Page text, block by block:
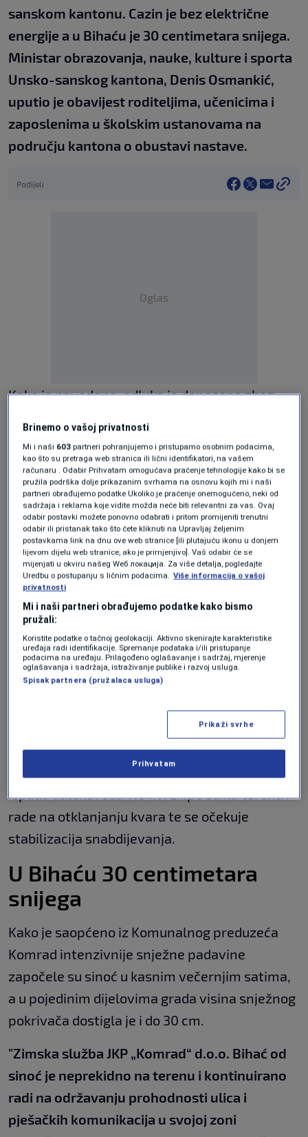
sanskom kantonu. Cazin je bez električne
energije a u Bihaću je 30 centimetara snijega.
Ministar obrazovanja, nauke, kulture i sporta
Unsko-sanskog kantona, Denis Osmankić,
uputio je obavijest roditeljima, učenicima i
zaposlenima u školskim ustanovama na
području kantona o obustavi nastave.
Podijeli
Oglas
Kako je navedeno, odluka je donesena zbog
napajanjem električnom energijom.
"Zbog nastale situacije u vezi sa nestankom
struje i obilnim snježnim padavinama,
obustavlja se nastava u osnovnim školama
dok se ne stvore uslovi za rad",navodi se u
obavijesti Ministarstva.
Nadležni su poručili da će javnost biti
blagovremeno informisana o nastavku
odvijanja nastave, nakon što se stabilizuje
stanje na terenu i osiguraju osnovni uslovi za
rad u školama, piše RTV USK.ba
Cazin bez struje
Kako je objavljeno na društvenim mrežama
Cazin je ostao bez električne energije nakon
ispada dalekovoda 110 kV. Ekipe su na terenu i
rade na otklanjanju kvara te se očekuje
stabilizacija snabdijevanja.
U Bihaću 30 centimetara
snijega
Kako je saopćeno iz Komunalnog preduzeća
Komrad intenzivnije snježne padavine
započele su sinoć u kasnim večernjim satima,
a u pojedinim dijelovima grada visina snježnog
pokrivača dostigla je i do 30 cm.
"Zimska služba JKP „Komrad“ d.o.o. Bihać od
sinoć je neprekidno na terenu i kontinuirano
radi na održavanju prohodnosti ulica i
pješačkih komunikacija u svojoj zoni
Brinemo o vašoj privatnosti
Mi i naši 603 partneri pohranjujemo i pristupamo osobnim podacima,
kao što su pretraga web stranica ili lični identifikatori, na vašem
računaru . Odabir Prihvatam omogućava praćenje tehnologije kako bi se
pružila podrška dolje prikazanim svrhama na osnovu kojih mi i naši
partneri obrađujemo podatke Ukoliko je praćenje onemogućeno, neki od
sadržaja i reklama koje vidite možda neće biti relevantni za vas. Ovaj
odabir postavki možete ponovno odabrati i pritom promijeniti trenutni
odabir ili pristanak tako što ćete kliknuti na Upravljaj željenim
postavkama link na dnu ove web stranice [ili plutajuću ikonu u donjem
lijevom dijelu web stranice, ako je primjenjivo]. Vaš odabir će se
mijenjati u okviru našeg Wеб локација. Za više detalja, pogledajte
Uredbu o postupanju s ličnim podacima. Više informacija o vašoj
privatnosti
Mi i naši partneri obrađujemo podatke kako bismo
pružali:
Koristite podatke o tačnoj geolokaciji. Aktivno skenirajte karakteristike
uređaja radi identifikacije. Spremanje podataka i/ili pristupanje
podacima na uređaju. Prilagođeno oglašavanje i sadržaj, mjerenje
oglašavanja i sadržaja, istraživanje publike i razvoj usluga.
Spisak partnera (pružalaca usluga)
Prikaži svrhe
Prihvatam